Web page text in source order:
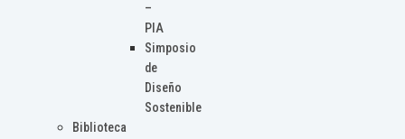
–
PIA
Simposio
de
Diseño
Sostenible
Biblioteca